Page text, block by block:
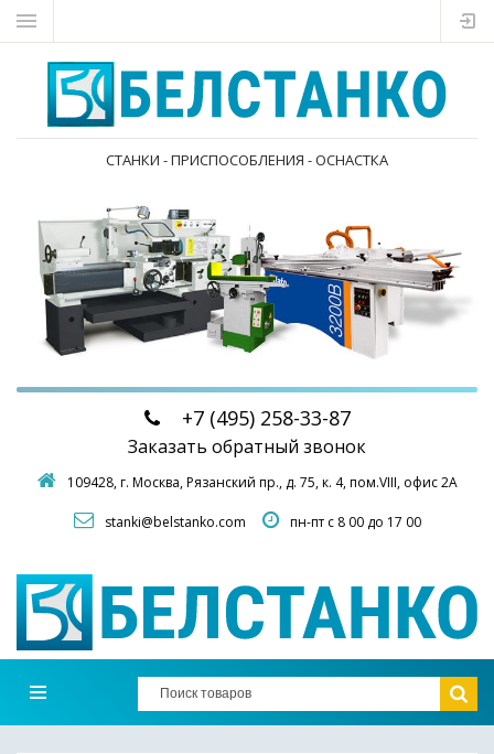
СТАНКИ - ПРИСПОСОБЛЕНИЯ - ОСНАСТКА
+7 (495)258-33-87
Заказать обратный звонок
109428, г. Москва,Рязанский пр., д. 75, к. 4, пом.VIII, офис 2А
stanki@belstanko.com пн-пт с 8 00 до 17 00